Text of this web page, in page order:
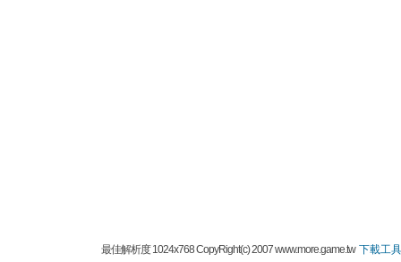
最佳解析度 1024x768 CopyRight(c) 2007 www.more.game.tw下載工